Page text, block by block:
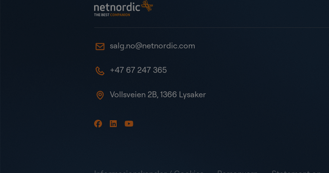
NetNordic Norway
salg.no@netnordic.com
+47 67 247 365
Vollsveien 2B, 1366 Lysaker